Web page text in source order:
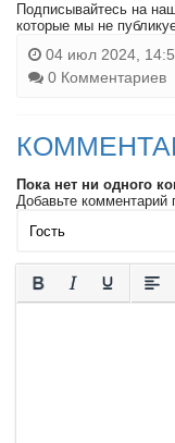
Подписывайтесь на
которые мы не
04 июл 2024,
0 Комментариев
Пока нет ни одного
Добавьте комментарий